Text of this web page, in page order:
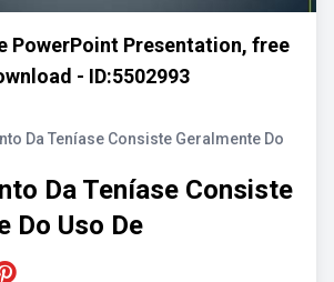
PowerPoint Presentation, free
- ID:5502993
Da Teníase Consiste Geralmente Do
Da Teníase Consiste
Do Uso De